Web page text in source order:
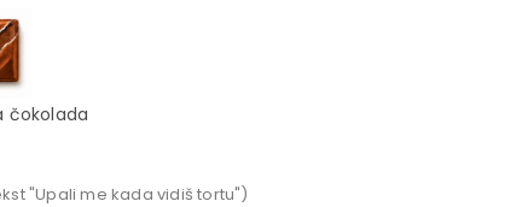
čokolada
"Upali me kada vidiš tortu")